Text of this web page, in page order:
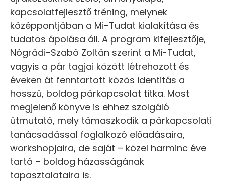
kapcsolatfejlesztő tréning, melynek
középpontjában a Mi-Tudat kialakítása és
tudatos ápolása áll. A program kifejlesztője,
Nógrádi-Szabó Zoltán szerint a Mi-Tudat,
vagyis a pár tagjai között létrehozott és
éveken át fenntartott közös identitás a
hosszú, boldog párkapcsolat titka. Most
megjelenő könyve is ehhez szolgáló
útmutató, mely támaszkodik a párkapcsolati
tanácsadással foglalkozó előadásaira,
workshopjaira, de saját – közel harminc éve
tartó – boldog házasságának
tapasztalataira is.